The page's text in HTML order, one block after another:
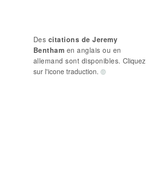
Des citations de Jeremy
Bentham en anglais ou en
allemand sont disponibles. Cliquez
sur l'icone traduction.